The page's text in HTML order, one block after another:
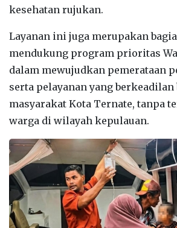
kesehatan rujukan.
Layanan ini juga merupakan
mendukung program prioritas
dalam mewujudkan pemerataan
serta pelayanan yang
masyarakat Kota Ternate, tanpa
warga di wilayah kepulauan.